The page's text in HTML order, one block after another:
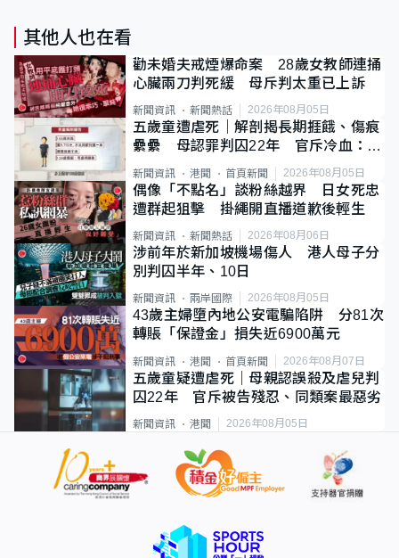
其他人也在看
勸未婚夫戒煙爆命案 28歲女教師連捅
心臟兩刀判死緩 母斥判太重已上訴
新聞資訊 新聞熱話 2026年08月05日
五歲童遭虐死｜解剖揭長期捱餓、傷痕
纍纍 母認罪判囚22年 官斥冷血：同
類案最惡劣
新聞資訊 港聞 首頁新聞 2026年08月05日
偶像「不點名」談粉絲越界 日女死忠
遭群起狙擊 掛繩開直播道歉後輕生
新聞資訊 新聞熱話 2026年08月06日
涉前年於新加坡機場傷人 港人母子分
別判囚半年、10日
新聞資訊 兩岸國際 2026年08月05日
43歲主婦墮內地公安電騙陷阱 分81次
轉賬「保證金」損失近6900萬元
新聞資訊 港聞 首頁新聞 2026年08月07日
五歲童疑遭虐死｜母親認誤殺及虐兒判
囚22年 官斥被告殘忍、同類案最惡劣
新聞資訊 港聞 2026年08月05日